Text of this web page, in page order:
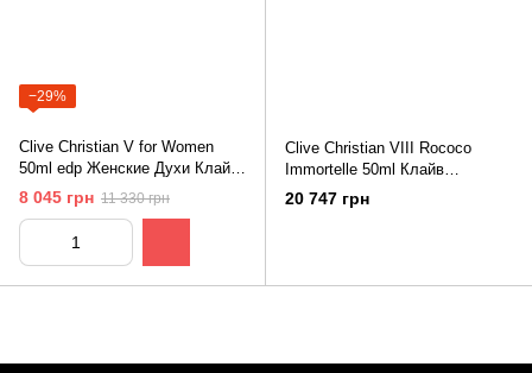
−29%
Clive Christian V for Women
50ml edр Женские Духи Клайв
Кристиан Ви
8 045 грн 11 330 грн
Clive Christian VIII Rococo
Immortelle 50ml Клайв
Кристиан Рококо Имортель
20 747 грн